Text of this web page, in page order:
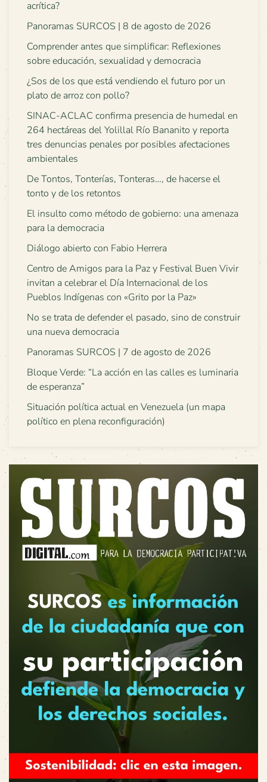
acrítica?
Panoramas SURCOS | 8 de agosto de 2026
Comprender antes que simplificar: Reflexiones
sobre educación, sexualidad y democracia
¿Sos de los que está vendiendo el futuro por un
plato de arroz con pollo?
SINAC-ACLAC confirma presencia de humedal en
264 hectáreas del Yolillal Río Bananito y reporta
tres denuncias penales por posibles afectaciones
ambientales
De Tontos, Tonterías, Tonteras…, de hacerse el
tonto y de los retontos
El insulto como método de gobierno: una amenaza
para la democracia
Diálogo abierto con Fabio Herrera
Centro de Amigos para la Paz y Festival Buen Vivir
invitan a celebrar el Día Internacional de los
Pueblos Indígenas con «Grito por la Paz»
No se trata de defender el pasado, sino de construir
una nueva democracia
Panoramas SURCOS | 7 de agosto de 2026
Bloque Verde: “La acción en las calles es luminaria
de esperanza”
Situación política actual en Venezuela (un mapa
político en plena reconfiguración)